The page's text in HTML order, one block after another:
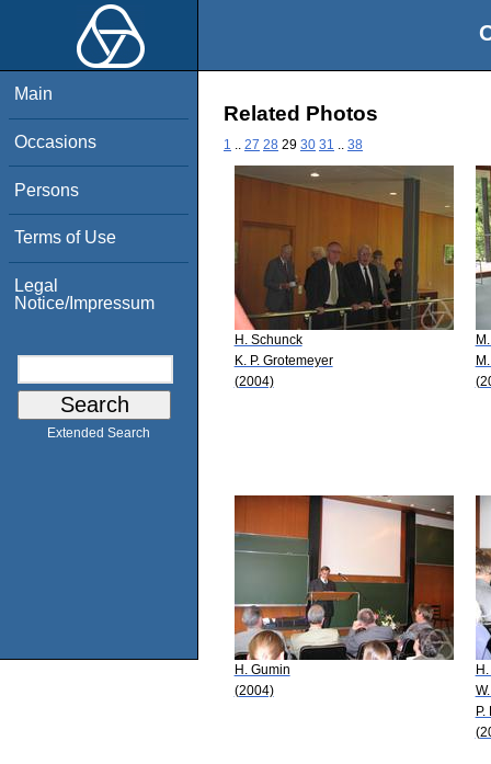
Main
Occasions
Persons
Terms of Use
Legal
Notice/Impressum
Extended Search
Related Photos
1 27 28 29 30 31 38
H. Schunck
K. P. Grotemeyer
(2004)
H. Gumin
(2004)
P.